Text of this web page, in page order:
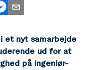
et nyt samarbejde
ud for at
på ingeniør-